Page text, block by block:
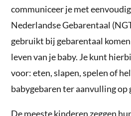
communiceer je met
Nederlandse Gebarentaal
gebruikt bij gebarentaal
leven van je baby. Je kunt
voor: eten, slapen, spelen of
babygebaren ter aanvulling op
De meeste kinderen zeggen